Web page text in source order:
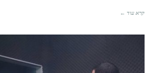
קרא עוד ←